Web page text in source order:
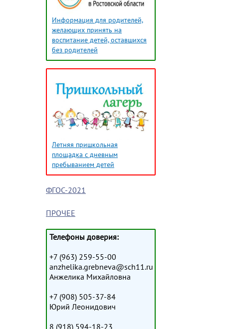
Информация для родителей,
желающих принять на
воспитание детей, оставшихся
без родителей
Летняя пришкольная
площадка с дневным
пребыванием детей
ФГОС-2021
ПРОЧЕЕ
Телефоны доверия:
+7 (963) 259-55-00
anzhelika.grebneva@sch11.ru
Анжелика Михайловна
+7 (908) 505-37-84
Юрий Леонидович
8 (918) 594-18-23